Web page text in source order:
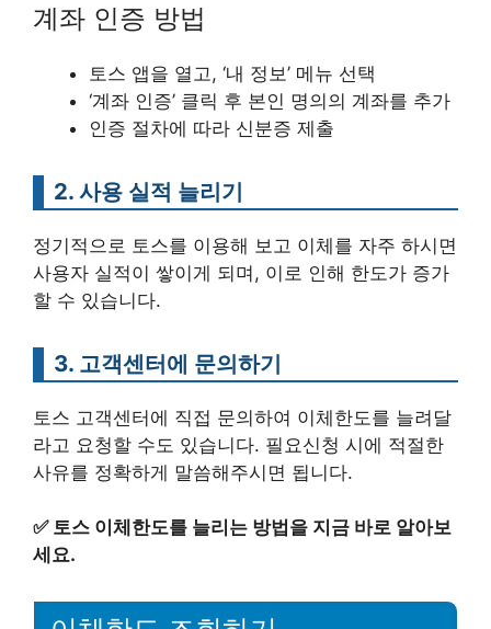
계좌 인증 방법
토스 앱을 열고, ‘내 정보’ 메뉴 선택
‘계좌 인증’ 클릭 후 본인 명의의 계좌를 추가
인증 절차에 따라 신분증 제출
2. 사용 실적 늘리기
정기적으로 토스를 이용해 보고 이체를 자주 하시면
사용자 실적이 쌓이게 되며, 이로 인해 한도가 증가
할 수 있습니다.
3. 고객센터에 문의하기
토스 고객센터에 직접 문의하여 이체한도를 늘려달
라고 요청할 수도 있습니다. 필요신청 시에 적절한
사유를 정확하게 말씀해주시면 됩니다.
✅ 토스 이체한도를 늘리는 방법을 지금 바로 알아보
세요.